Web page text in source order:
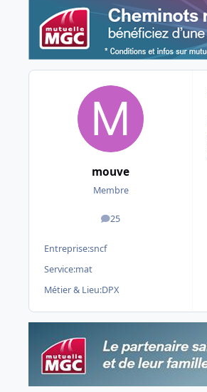
mouve
Membre
25
messages
Entreprise:sncf
Service:mat
Métier & Lieu:DPX